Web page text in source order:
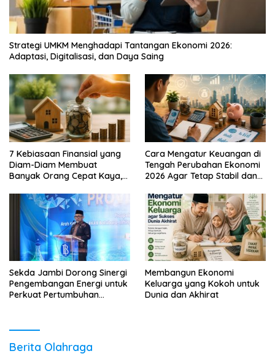
Strategi UMKM Menghadapi Tantangan Ekonomi 2026:
Adaptasi, Digitalisasi, dan Daya Saing
7 Kebiasaan Finansial yang
Diam-Diam Membuat
Banyak Orang Cepat Kaya,
Cara Mengatur Keuangan di
Tengah Perubahan Ekonomi
2026 Agar Tetap Stabil dan
Sekda Jambi Dorong Sinergi
Pengembangan Energi untuk
Perkuat Pertumbuhan
Membangun Ekonomi
Keluarga yang Kokoh untuk
Dunia dan Akhirat
Berita Olahraga